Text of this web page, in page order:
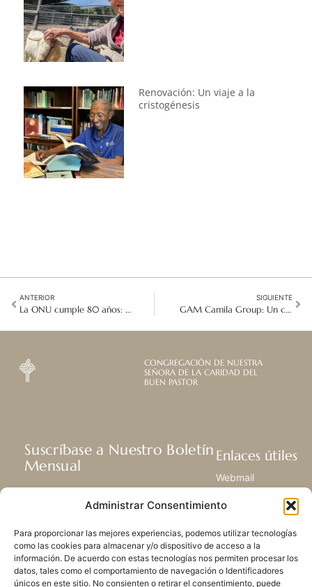
Administrar Consentimiento
Para proporcionar las mejores experiencias, podemos utilizar tecnologías
como las cookies para almacenar y/o dispositivo de acceso a la
información. De acuerdo con estas tecnologías nos permiten procesar los
datos, tales como el comportamiento de navegación o Identificadores
únicos en este sitio. No consienten o retirar el consentimiento, puede
Renovación: Un viaje a la
cristogénesis
ANTERIOR
La ONU cumple 80 años: los 30 años de compromiso de Good Shepherd con la justicia global
SIGUIENTE
GAM Camila Group: Un camino de sanación, espiritualidad y esperanza en Venezuela
CONGREGACIÓN DE NUESTRA
SEÑORA DE LA CARIDAD DEL
BUEN PASTOR
Suscríbase a Nuestro Boletín
Mensual
Recibir las últimas noticias acerca de
nuestra vida, la misión y ministerios de
SUSCRIBIRSE
Enlaces útiles
Webmail
Centro de Recursos
Mapa del sitio